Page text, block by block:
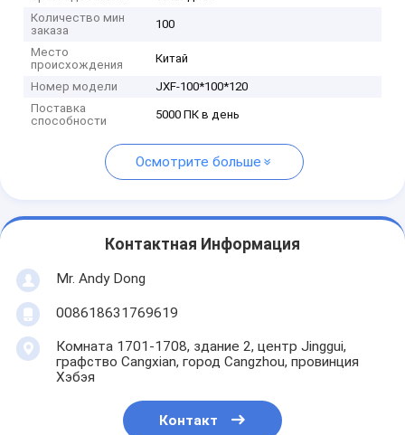
Количество мин
заказа
100
Место
происхождения
Китай
Номер модели
JXF-100*100*120
Поставка
способности
5000 ПК в день
Осмотрите больше
Контактная Информация
Mr. Andy Dong
008618631769619
Комната 1701-1708, здание 2, центр Jinggui,
графство Cangxian, город Cangzhou, провинция
Хэбэя
Контакт